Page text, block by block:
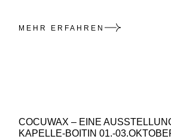
MEHR ERFAHREN
COCUWAX – EINE
KAPELLE-BOITIN 01.-